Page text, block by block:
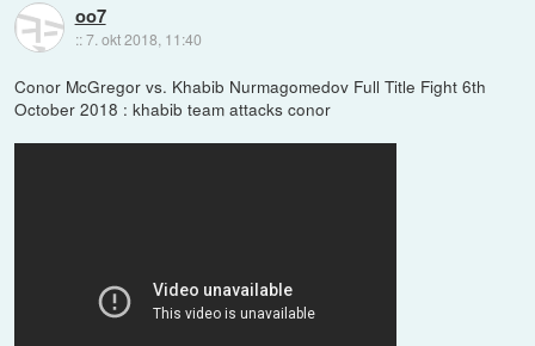
oo7
::7. okt 2018, 11:40
Conor McGregor vs. Khabib Nurmagomedov Full Title Fight 6th
October 2018 : khabib team attacks conor